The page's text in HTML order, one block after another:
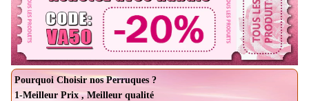
Pourquoi Choisir nos Perruques ?
1-Meilleur Prix , Meilleur qualité